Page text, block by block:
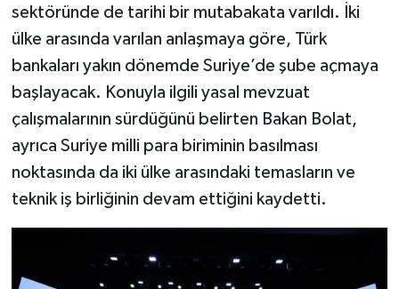
sektöründe de tarihi bir mutabakata varıldı. İki
ülke arasında varılan anlaşmaya göre, Türk
bankaları yakın dönemde Suriye’de şube açmaya
başlayacak. Konuyla ilgili yasal mevzuat
çalışmalarının sürdüğünü belirten Bakan Bolat,
ayrıca Suriye milli para biriminin basılması
noktasında da iki ülke arasındaki temasların ve
teknik iş birliğinin devam ettiğini kaydetti.